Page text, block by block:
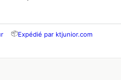
📦Expédié par ktjunior.com